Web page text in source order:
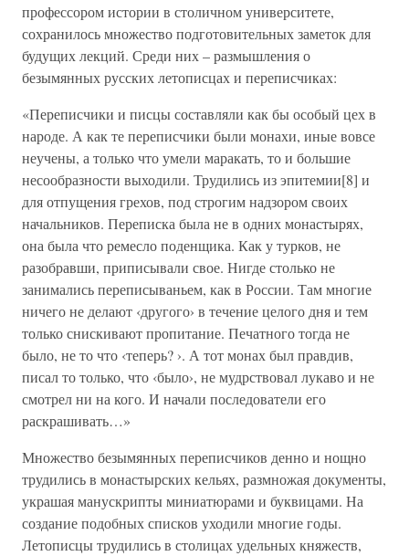
профессором истории в столичном университете,
сохранилось множество подготовительных заметок для
будущих лекций. Среди них – размышления о
безымянных русских летописцах и переписчиках:
«Переписчики и писцы составляли как бы особый цех в
народе. А как те переписчики были монахи, иные вовсе
неучены, а только что умели маракать, то и большие
несообразности выходили. Трудились из эпитемии[8] и
для отпущения грехов, под строгим надзором своих
начальников. Переписка была не в одних монастырях,
она была что ремесло поденщика. Как у турков, не
разобравши, приписывали свое. Нигде столько не
занимались переписываньем, как в России. Там многие
ничего не делают ‹другого› в течение целого дня и тем
только снискивают пропитание. Печатного тогда не
было, не то что ‹теперь? ›. А тот монах был правдив,
писал то только, что ‹было›, не мудрствовал лукаво и не
смотрел ни на кого. И начали последователи его
раскрашивать…»
Множество безымянных переписчиков денно и нощно
трудились в монастырских кельях, размножая документы,
украшая манускрипты миниатюрами и буквицами. На
создание подобных списков уходили многие годы.
Летописцы трудились в столицах удельных княжеств,